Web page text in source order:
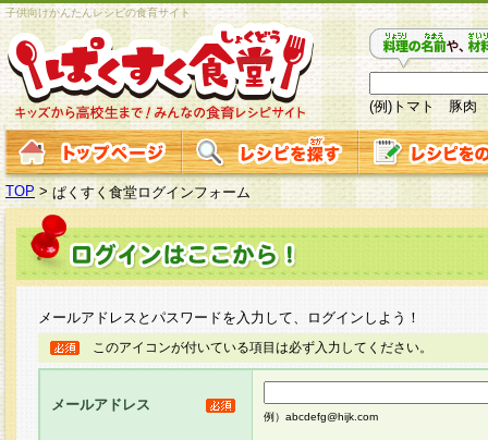
子供向けかんたんレシピの食育サイト
(例)トマト 豚肉
TOP > ぱくすく食堂ログインフォーム
メールアドレスとパスワードを入力して、ログインしよう！
このアイコンが付いている項目は必ず入力してください。
メールアドレス
例）abcdefg@hijk.com